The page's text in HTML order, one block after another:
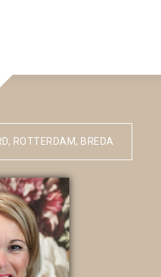
ROTTERDAM, BREDA